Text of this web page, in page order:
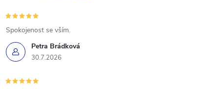
Petra Brádková
30.7.2026
Spokojenost se vším.